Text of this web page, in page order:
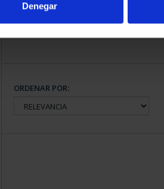
Denegar
ORDENAR POR: